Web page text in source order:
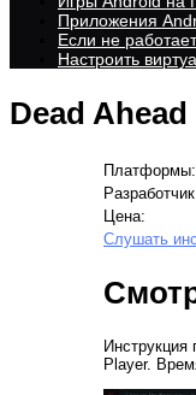
Приложения
Если не
Настроить
Dead
Платформы:
Цена:
Слушать
Инструкция
Player.